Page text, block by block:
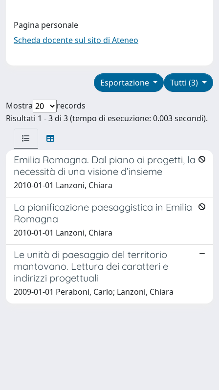
Pagina personale
Scheda docente sul sito di Ateneo
Tutti (3)
Esportazione
Mostra
records
Risultati 1 - 3 di 3 (tempo di esecuzione: 0.003 secondi).
Emilia Romagna. Dal piano ai progetti, la
necessità di una visione d’insieme
2010-01-01 Lanzoni, Chiara
La pianificazione paesaggistica in Emilia
Romagna
2010-01-01 Lanzoni, Chiara
Le unità di paesaggio del territorio
mantovano. Lettura dei caratteri e
indirizzi progettuali
2009-01-01 Peraboni, Carlo; Lanzoni, Chiara